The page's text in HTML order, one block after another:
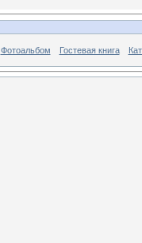
Фотоальбом Гостевая книга